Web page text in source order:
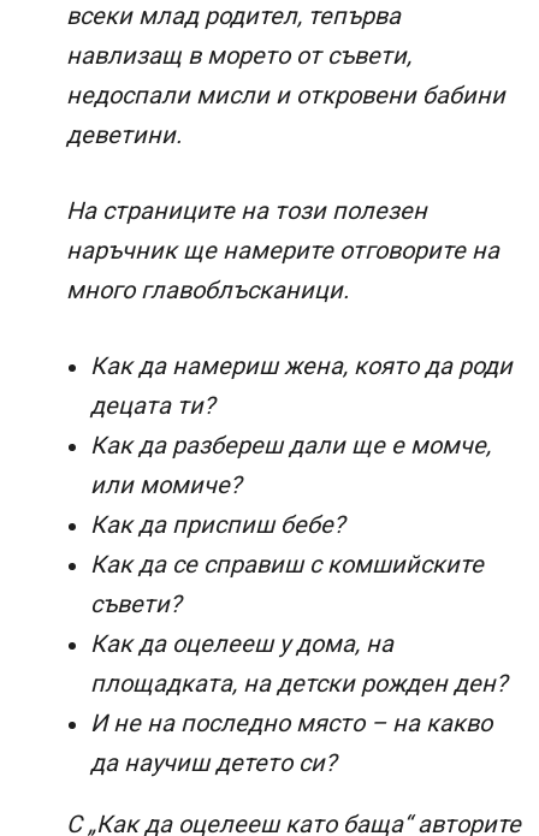
всеки млад родител, тепърва
навлизащ в морето от съвети,
недоспали мисли и откровени бабини
деветини.
На страниците на този полезен
наръчник ще намерите отговорите на
много главоблъсканици.
Как да намериш жена, която да роди
децата ти?
Как да разбереш дали ще е момче,
или момиче?
Как да приспиш бебе?
Как да се справиш с комшийските
съвети?
Как да оцелееш у дома, на
площадката, на детски рожден ден?
И не на последно място – на какво
да научиш детето си?
С „Как да оцелееш като баща“ авторите